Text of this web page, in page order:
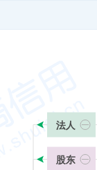
法人
股东